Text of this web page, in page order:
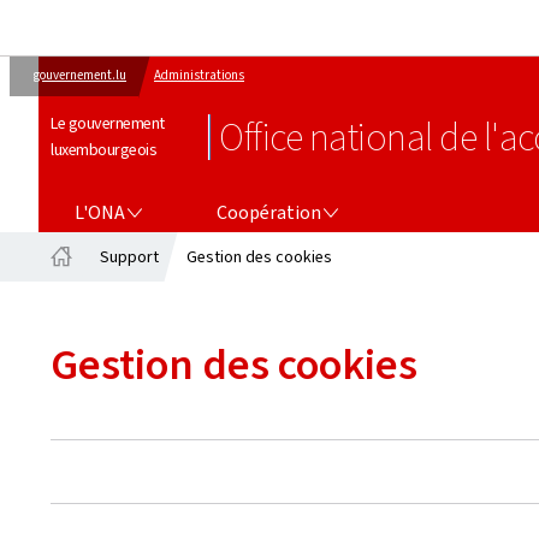
gouvernement.lu Administrations
Le gouvernement
luxembourgeois
Office national de
L'ONA Coopération
COOPÉRATION
Support Gestion des cookies
Gestion des cookies